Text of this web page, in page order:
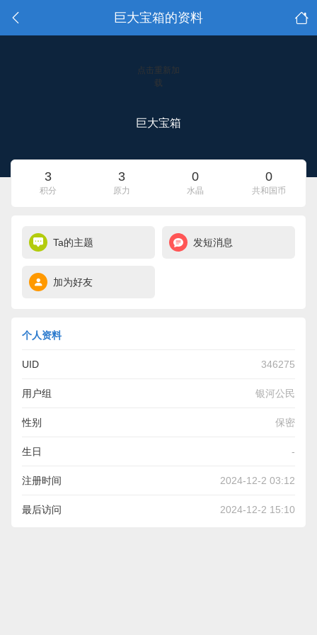
巨大宝箱的资料
点击重新加
载
巨大宝箱
3
积分
3
原力
0
水晶
0
共和国币
Ta的主题 发短消息
加为好友
个人资料
UID 346275
用户组 银河公民
性别 保密
生日 -
注册时间 2024-12-2 03:12
最后访问 2024-12-2 15:10